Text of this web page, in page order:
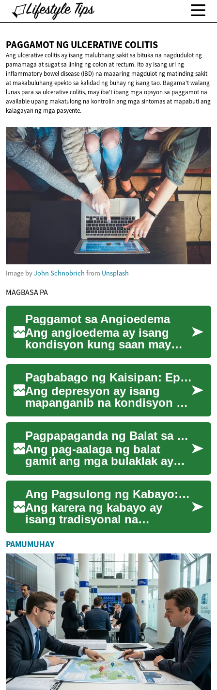
PAGGAMOT NG ULCERATIVE COLITIS
Ang ulcerative colitis ay isang malubhang sakit sa bituka na nagdudulot ng
pamamaga at sugat sa lining ng colon at rectum. Ito ay isang uri ng
inflammatory bowel disease (IBD) na maaaring magdulot ng matinding sakit
at makabuluhang epekto sa kalidad ng buhay ng isang tao. Bagama't walang
lunas para sa ulcerative colitis, may iba't ibang mga opsyon sa paggamot na
available upang makatulong na kontrolin ang mga sintomas at mapabuti ang
kalagayan ng mga pasyente.
Image byJohn Schnobrich from Unsplash
MAGBASA PA
Paggamot sa Angioedema
Ang angioedema ay isang
kondisyon kung saan may
biglaang pamamaga sa ilalim
ng balat o mga mucous
membrane. Kadalasan...
Pagbabago ng Kaisipan: Epektibong Paglaban sa Depresyon
Ang depresyon ay isang
mapanganib na kondisyon na
nakaaapekto sa milyun-
milyong tao sa buong
mundo. Sa kabila ng pagt... Pagpapaganda ng Balat sa Pamamagitan ng Mga Bulaklak
Ang pag-aalaga ng balat
gamit ang mga bulaklak ay
isang lumang tradisyon na
muling nabubuhay sa
modernong mundo ng ka... Ang Pagsulong ng Kabayo: Pagbuo ng Pinakamabilis na Karera sa Mundo
Ang karera ng kabayo ay
isang tradisyonal na
palakasan na patuloy na
umuunlad sa modernong
panahon. Mula sa mga
sinau...
PAMUMUHAY